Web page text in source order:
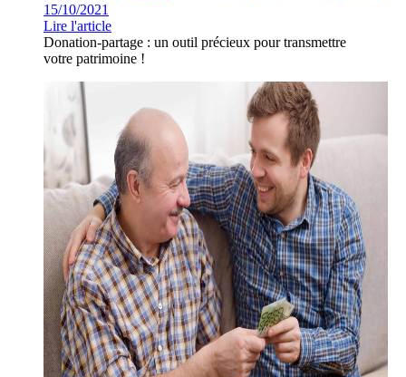
15/10/2021
Lire l'article
Donation-partage : un outil précieux pour transmettre
votre patrimoine !